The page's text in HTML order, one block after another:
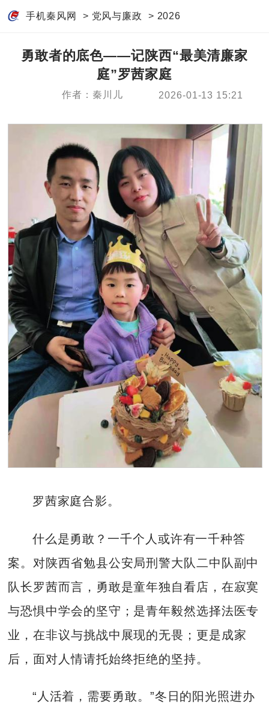
手机秦风网 > 党风与廉政 > 2026
勇敢者的底色——记陕西“最美清廉家
庭”罗茜家庭
作者：秦川儿 2026-01-13 15:21
罗茜家庭合影。
什么是勇敢？一千个人或许有一千种答
案。对陕西省勉县公安局刑警大队二中队副中
队长罗茜而言，勇敢是童年独自看店，在寂寞
与恐惧中学会的坚守；是青年毅然选择法医专
业，在非议与挑战中展现的无畏；更是成家
后，面对人情请托始终拒绝的坚持。
“人活着，需要勇敢。”冬日的阳光照进办